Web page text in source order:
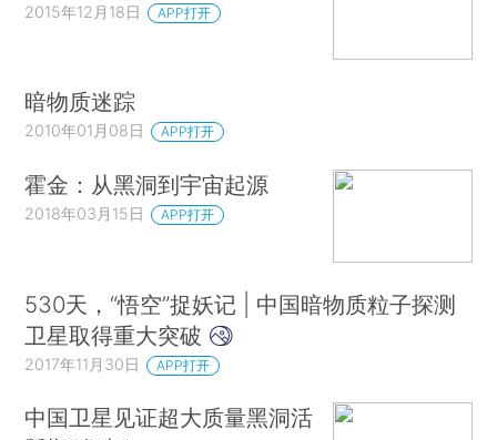
2015年12月18日 APP打开
暗物质迷踪
2010年01月08日 APP打开
霍金：从黑洞到宇宙起源
2018年03月15日 APP打开
530天，“悟空”捉妖记 | 中国暗物质粒子探测
卫星取得重大突破
2017年11月30日 APP打开
中国卫星见证超大质量黑洞活